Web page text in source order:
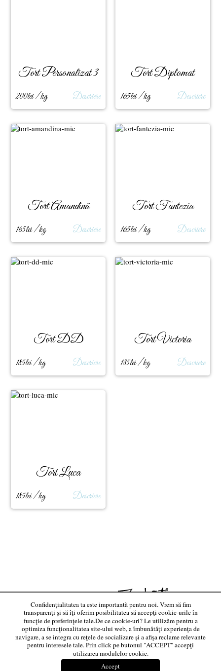
Tort Personalizat 3
200lei / kg Descriere
Tort Diplomat
165lei / kg Descriere
Tort Amandină
165lei / kg Descriere
Tort Fantezia
165lei / kg Descriere
Tort DD
185lei / kg Descriere
Tort Victoria
185lei / kg Descriere
Tort Luca
185lei / kg Descriere
Website realizat de:
Confidenţialitatea ta este importantă pentru noi. Vrem să fim
transparenţi și să îţi oferim posibilitatea să accepţi cookie-urile în
funcţie de preferinţele tale.De ce cookie-uri? Le utilizăm pentru a
optimiza funcţionalitatea site-ului web, a îmbunătăţi experienţa de
navigare, a se integra cu reţele de socializare şi a afişa reclame relevante
pentru interesele tale. Prin click pe butonul "ACCEPT" accepţi
utilizarea modulelor cookie.
Accept